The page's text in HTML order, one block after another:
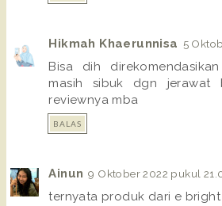
Hikmah Khaerunnisa 5
Bisa dih
masih sibuk dgn jerawat
reviewnya mba
BALAS
Ainun 9 Oktober 2022 pukul
ternyata produk dari e